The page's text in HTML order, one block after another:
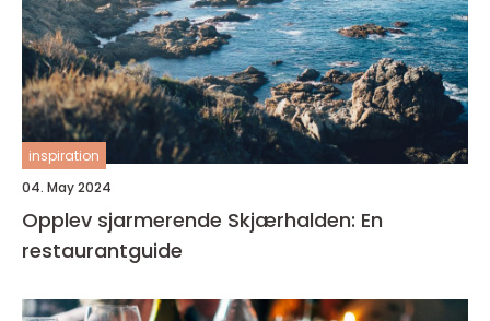
inspiration
04. May 2024
Opplev sjarmerende Skjærhalden: En
restaurantguide